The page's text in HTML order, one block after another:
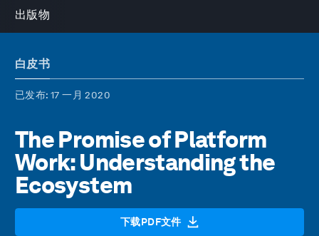
出版物
白皮书
已发布: 17 一月 2020
The Promise of Platform
Work: Understanding the
Ecosystem
下载PDF文件